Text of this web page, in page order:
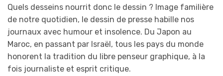
Quels desseins nourrit donc le dessin ? Image familière
de notre quotidien, le dessin de presse habille nos
journaux avec humour et insolence. Du Japon au
Maroc, en passant par Israël, tous les pays du monde
honorent la tradition du libre penseur graphique, à la
fois journaliste et esprit critique.